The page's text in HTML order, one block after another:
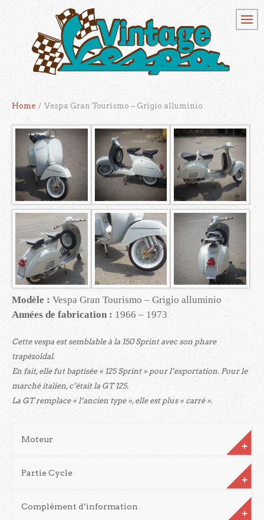
Home/ Vespa Gran Tourismo – Grigio alluminio
Modèle : Vespa Gran Tourismo – Grigio alluminio
Années de fabrication : 1966 – 1973
Cette vespa est semblable à la 150 Sprint avec son phare
trapézoïdal.
En fait, elle fut baptisée « 125 Sprint » pour l’exportation. Pour le
marché italien, c’était la GT 125.
La GT remplace « l’ancien type », elle est plus « carré ».
Moteur
Partie Cycle
Complément d’information